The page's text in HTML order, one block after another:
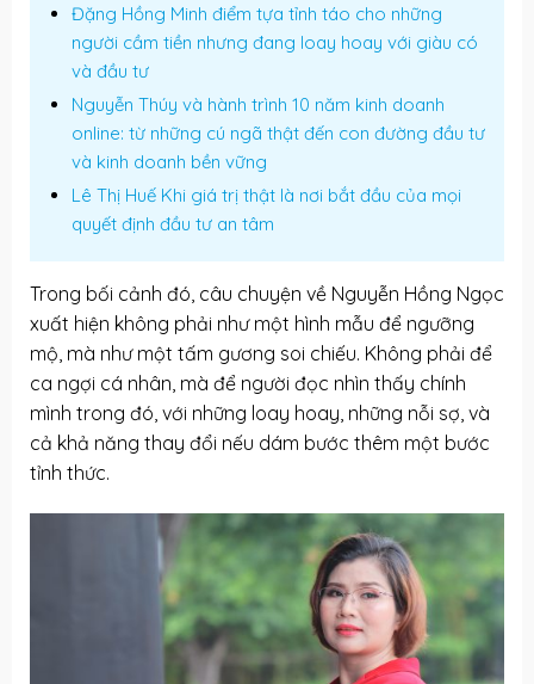
Đặng Hồng Minh điểm tựa tỉnh táo cho những
người cầm tiền nhưng đang loay hoay với giàu có
và đầu tư
Nguyễn Thúy và hành trình 10 năm kinh doanh
online: từ những cú ngã thật đến con đường đầu tư
và kinh doanh bền vững
Lê Thị Huế Khi giá trị thật là nơi bắt đầu của mọi
quyết định đầu tư an tâm
Trong bối cảnh đó, câu chuyện về Nguyễn Hồng Ngọc
xuất hiện không phải như một hình mẫu để ngưỡng
mộ, mà như một tấm gương soi chiếu. Không phải để
ca ngợi cá nhân, mà để người đọc nhìn thấy chính
mình trong đó, với những loay hoay, những nỗi sợ, và
cả khả năng thay đổi nếu dám bước thêm một bước
tỉnh thức.